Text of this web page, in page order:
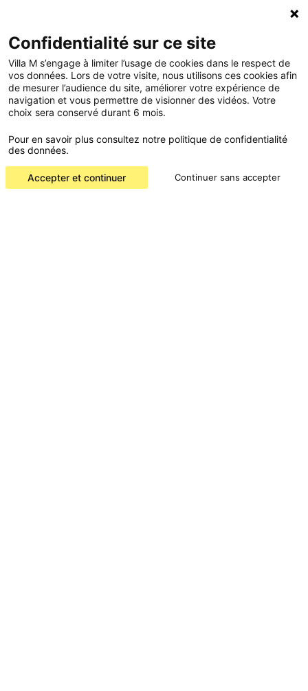
Confidentialité sur ce site
Villa M s’engage à limiter l’usage de cookies dans le respect de
vos données. Lors de votre visite, nous utilisons ces cookies afin
de mesurer l’audience du site, améliorer votre expérience de
navigation et vous permettre de visionner des vidéos. Votre
choix sera conservé durant 6 mois.
Pour en savoir plus consultez notre politique de confidentialité
des données.
Accepter et continuer Continuer sans accepter